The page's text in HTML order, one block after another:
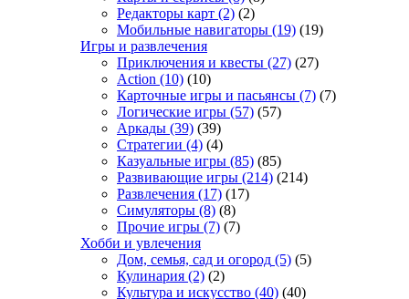
Редакторы карт (2) (2)
Мобильные навигаторы (19) (19)
Игры и развлечения
Приключения и квесты (27) (27)
Action (10) (10)
Карточные игры и пасьянсы (7) (7)
Логические игры (57) (57)
Аркады (39) (39)
Стратегии (4) (4)
Казуальные игры (85) (85)
Развивающие игры (214) (214)
Развлечения (17) (17)
Симуляторы (8) (8)
Прочие игры (7) (7)
Хобби и увлечения
Дом, семья, сад и огород (5) (5)
Кулинария (2) (2)
Культура и искусство (40) (40)